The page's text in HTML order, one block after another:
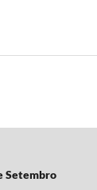
Setembro